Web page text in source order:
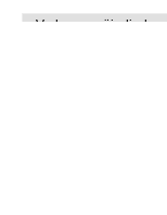
Verkoop geëindigd op